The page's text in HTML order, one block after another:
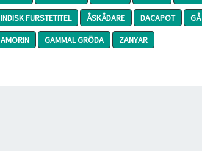
INDISK FURSTETITEL
ÅSKÅDARE DACAPOT
AMORIN
GAMMAL GRÖDA ZANYAR